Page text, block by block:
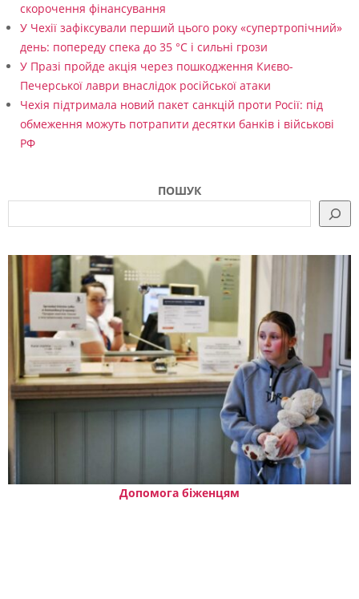
скорочення фінансування
У Чехії зафіксували перший цього року «супертропічний»
день: попереду спека до 35 °C і сильні грози
У Празі пройде акція через пошкодження Києво-
Печерської лаври внаслідок російської атаки
Чехія підтримала новий пакет санкцій проти Росії: під
обмеження можуть потрапити десятки банків і військові
РФ
ПОШУК
Допомога біженцям